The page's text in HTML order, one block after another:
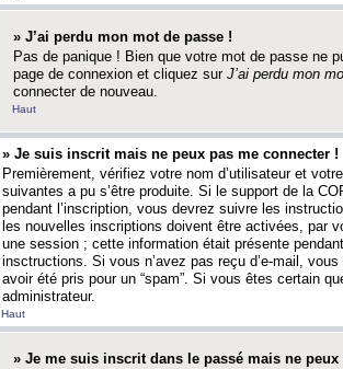
» J’ai perdu mon mot de passe !
Pas de panique ! Bien que votre mot de passe ne
page de connexion et cliquez sur J’ai perdu mon
connecter de nouveau.
Haut
» Je suis inscrit mais ne peux pas me connecter !
Premièrement, vérifiez votre nom d’utilisateur et
suivantes a pu s’être produite. Si le support de la
pendant l’inscription, vous devrez suivre les
les nouvelles inscriptions doivent être activées, par
une session ; cette information était présente
insctructions. Si vous n’avez pas reçu d’e-mail,
avoir été pris pour un “spam”. Si vous êtes certain
administrateur.
Haut
» Je me suis inscrit dans le passé mais ne